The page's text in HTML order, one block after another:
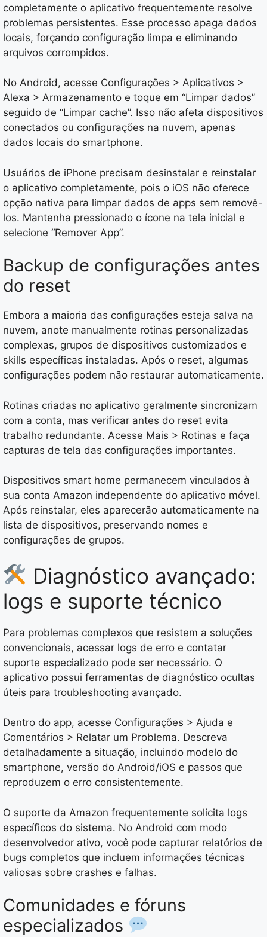
completamente o aplicativo frequentemente resolve
problemas persistentes. Esse processo apaga dados
locais, forçando configuração limpa e eliminando
arquivos corrompidos.
No Android, acesse Configurações > Aplicativos >
Alexa > Armazenamento e toque em “Limpar dados”
seguido de “Limpar cache”. Isso não afeta dispositivos
conectados ou configurações na nuvem, apenas
dados locais do smartphone.
Usuários de iPhone precisam desinstalar e reinstalar
o aplicativo completamente, pois o iOS não oferece
opção nativa para limpar dados de apps sem removê-
los. Mantenha pressionado o ícone na tela inicial e
selecione “Remover App”.
Backup de configurações antes
do reset
Embora a maioria das configurações esteja salva na
nuvem, anote manualmente rotinas personalizadas
complexas, grupos de dispositivos customizados e
skills específicas instaladas. Após o reset, algumas
configurações podem não restaurar automaticamente.
Rotinas criadas no aplicativo geralmente sincronizam
com a conta, mas verificar antes do reset evita
trabalho redundante. Acesse Mais > Rotinas e faça
capturas de tela das configurações importantes.
Dispositivos smart home permanecem vinculados à
sua conta Amazon independente do aplicativo móvel.
Após reinstalar, eles aparecerão automaticamente na
lista de dispositivos, preservando nomes e
configurações de grupos.
Diagnóstico avançado:
logs e suporte técnico
Para problemas complexos que resistem a soluções
convencionais, acessar logs de erro e contatar
suporte especializado pode ser necessário. O
aplicativo possui ferramentas de diagnóstico ocultas
úteis para troubleshooting avançado.
Dentro do app, acesse Configurações > Ajuda e
Comentários > Relatar um Problema. Descreva
detalhadamente a situação, incluindo modelo do
smartphone, versão do Android/iOS e passos que
reproduzem o erro consistentemente.
O suporte da Amazon frequentemente solicita logs
específicos do sistema. No Android com modo
desenvolvedor ativo, você pode capturar relatórios de
bugs completos que incluem informações técnicas
valiosas sobre crashes e falhas.
Comunidades e fóruns
especializados